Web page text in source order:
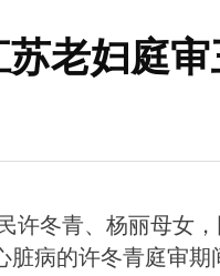
苏老妇庭
许冬青、杨丽母女
脏病的许冬青庭审